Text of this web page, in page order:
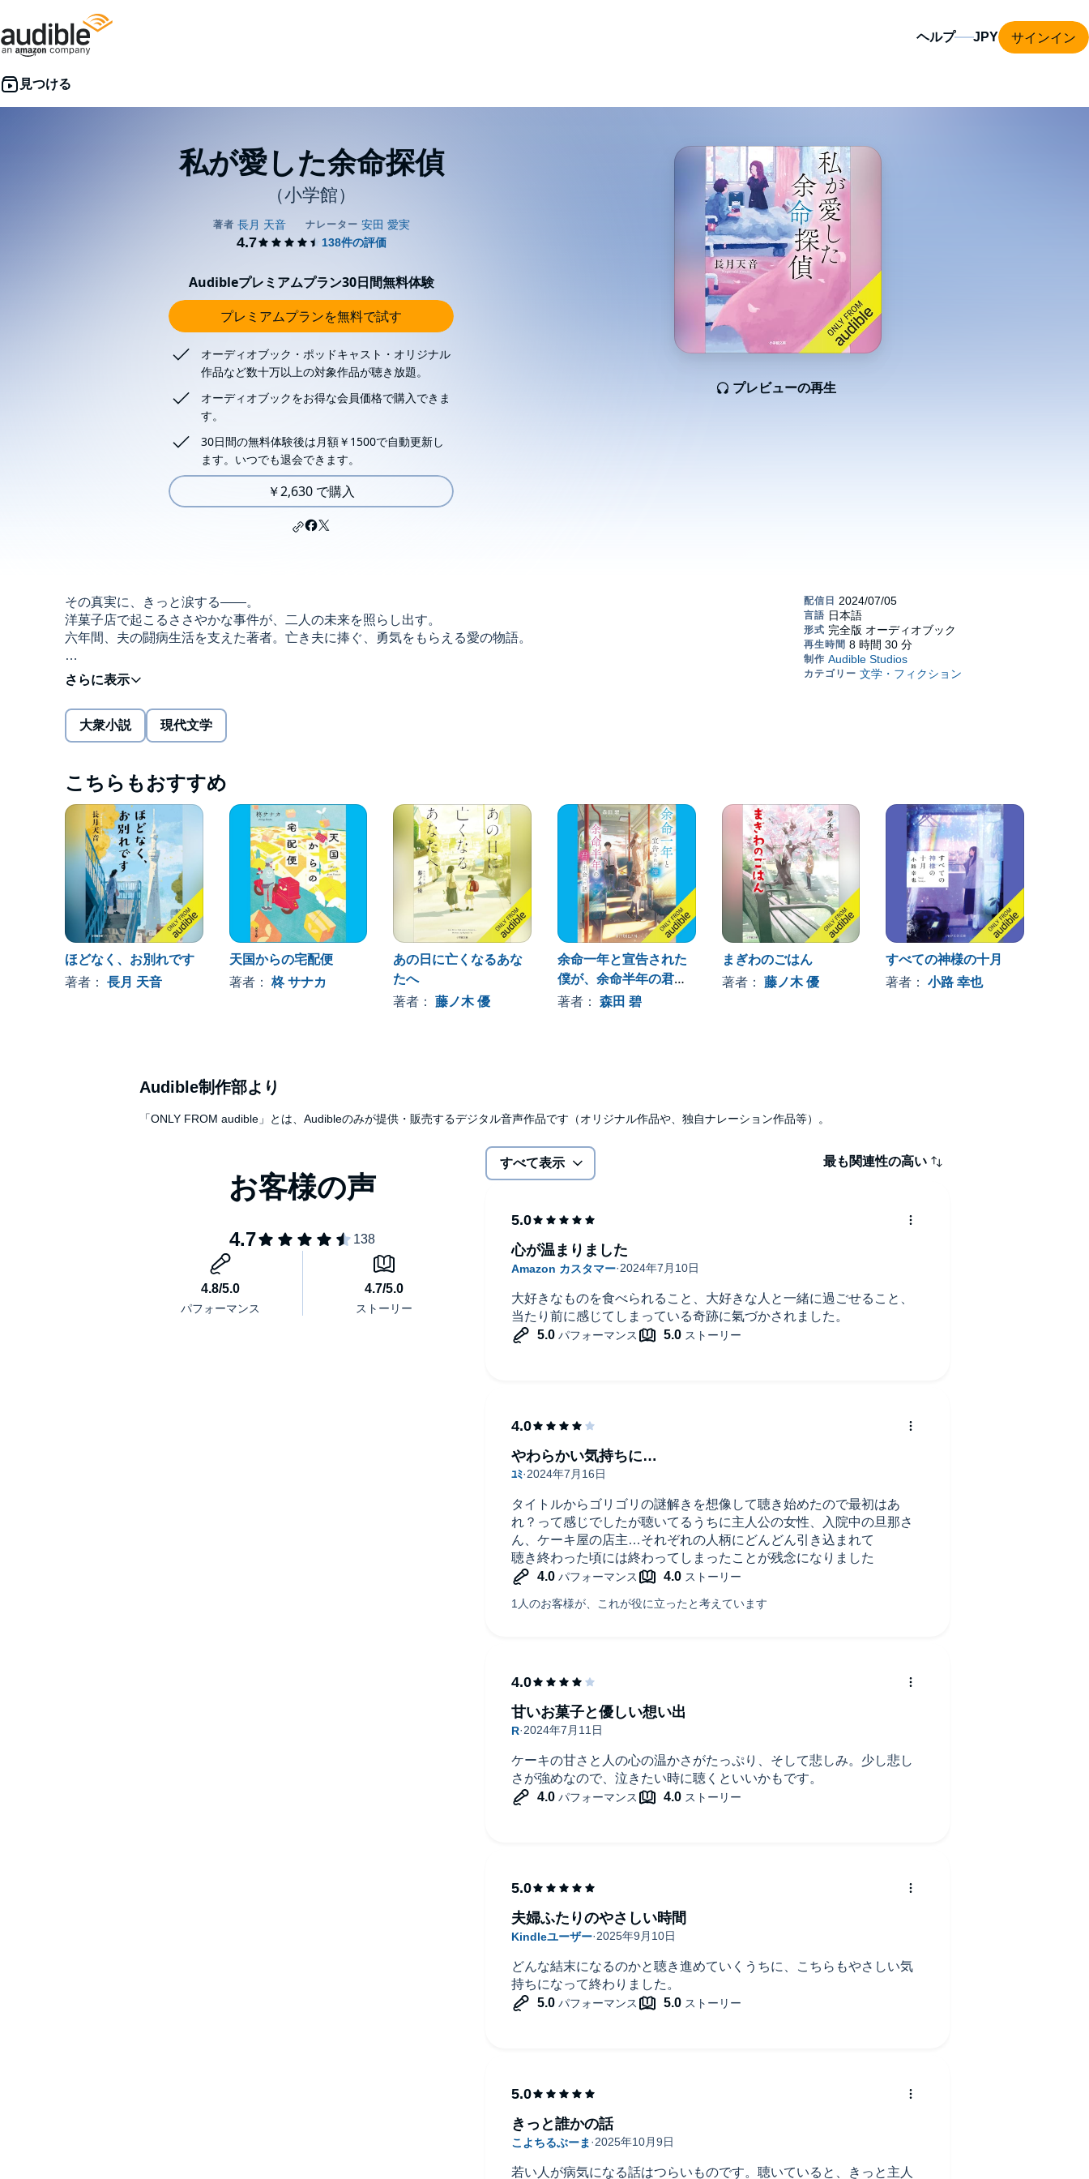
ヘルプ サインイン
私が愛した余命探偵
（小学館）
プレビューの再生
Audibleプレミアムプラン30日間無料体験
プレミアムプランを無料で試す
オーディオブック・ポッドキャスト・オリジナル
作品など数十万以上の対象作品が聴き放題。
オーディオブックをお得な会員価格で購入できま
す。
30日間の無料体験後は月額￥1500で自動更新し
ます。いつでも退会できます。
￥2,630 で購入
その真実に、きっと涙する――。
洋菓子店で起こるささやかな事件が、二人の未来を照らし出す。
六年間、夫の闘病生活を支えた著者。亡き夫に捧ぐ、勇気をもらえる愛の物語。
「今日はどんなお客さんの話？」
西荻窪にあるコイズミ洋菓子店で働く二葉には、腹部に肉腫を抱え長期入院中の夫、一星がいる。
一星は大のケーキ好きだが、禁食のため空腹と暇を持て余しており、いつしか、二葉が店から持ち帰るささ
やかな謎を解き明かすことが二人の楽しみとなった。
幼い女の子が香りを頼りに一人探し続ける「楽しいお菓子」とは？
そして、謎に隠された様々な想いに触れた二人が選ぶ未来とは――
©Amane Nagatsuki 2024 (P)2024 Audible, Inc.
大衆小説 現代文学
こちらもおすすめ
ほどなく、お別れです
著者： 長月 天音
天国からの宅配便
著者： 柊 サナカ
あの日に亡くなるあな
たへ
著者：藤ノ木 優
余命一年と宣告された
僕が、余命半年の君と
出会った話
著者： 森田 碧
まぎわのごはん
著者： 藤ノ木 優
すべての神様の十月
著者：小路 幸也
Audible制作部より
「ONLY FROM audible」とは、Audibleのみが提供・販売するデジタル音声作品です（オリジナル作品や、独自ナレーション作品等）。
すべて表示 最も関連性の高い
大好きなものを食べられること、大好きな人と一緒に過ごせること、
当たり前に感じてしまっている奇跡に氣づかされました。
心が温まりました
タイトルからゴリゴリの謎解きを想像して聴き始めたので最初はあ
れ？って感じでしたが聴いてるうちに主人公の女性、入院中の旦那さ
ん、ケーキ屋の店主…それぞれの人柄にどんどん引き込まれて
聴き終わった頃には終わってしまったことが残念になりました
やわらかい気持ちに…
ケーキの甘さと人の心の温かさがたっぷり、そして悲しみ。少し悲し
さが強めなので、泣きたい時に聴くといいかもです。
甘いお菓子と優しい想い出
どんな結末になるのかと聴き進めていくうちに、こちらもやさしい気
持ちになって終わりました。
夫婦ふたりのやさしい時間
若い人が病気になる話はつらいものです。聴いていると、きっと主人
きっと誰かの話